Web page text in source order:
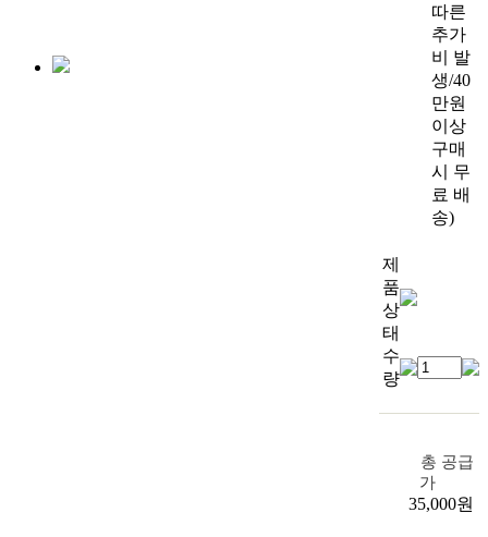
따른
추가
비 발
생/40
만원
이상
구매
시 무
료 배
송)
제
품
상
태
수
량
총 공급
가
35,000원